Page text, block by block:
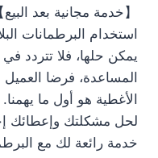
【خدمة مجانية بعد
استخدام البرطمانات
يمكن حلها، فلا تتردد
المساعدة، فرضا
الأغطية هو أول ما
لحل مشكلتك وإعطائك
خدمة رائعة لك مع